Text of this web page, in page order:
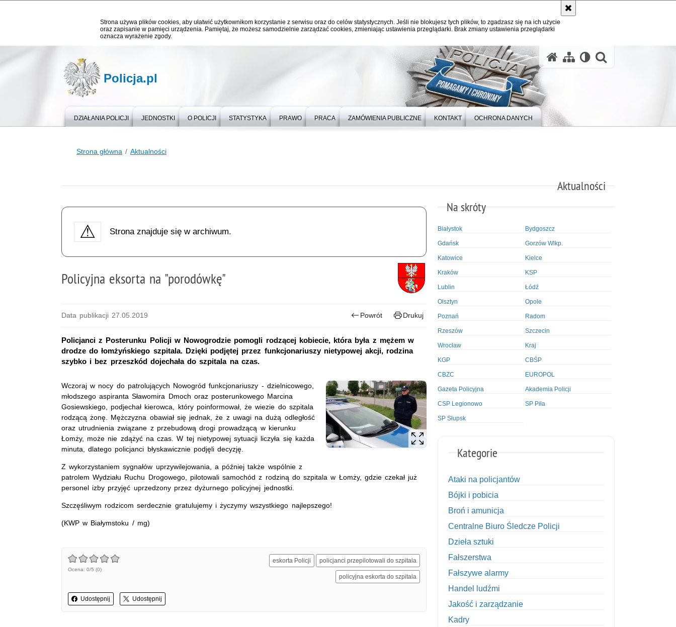
Strona używa plików cookies, aby ułatwić użytkownikom korzystanie z serwisu oraz do celów statystycznych. Jeśli nie blokujesz tych plików, to zgadzasz się na ich użycie
oraz zapisanie w pamięci urządzenia. Pamiętaj, że możesz samodzielnie zarządzać cookies, zmieniając ustawienia przeglądarki. Brak zmiany ustawienia przeglądarki
oznacza wyrażenie zgody.
Policja.pl
DZIAŁANIA POLICJI JEDNOSTKI O POLICJI STATYSTYKA PRAWO PRACA ZAMÓWIENIA PUBLICZNE KONTAKT OCHRONA DANYCH
Strona główna Aktualności
Aktualności
Strona znajduje się w archiwum.
Policyjna eksorta na "porodówkę"
Data publikacji 27.05.2019 Powrót Drukuj
Policjanci z Posterunku Policji w Nowogrodzie pomogli rodzącej kobiecie, która była z mężem w
drodze do łomżyńskiego szpitala. Dzięki podjętej przez funkcjonariuszy nietypowej akcji, rodzina
szybko i bez przeszkód dojechała do szpitala na czas.
Wczoraj w nocy do patrolujących Nowogród funkcjonariuszy - dzielnicowego,
młodszego aspiranta Sławomira Dmoch oraz posterunkowego Marcina
Gosiewskiego, podjechał kierowca, który poinformował, że wiezie do szpitala
rodzącą żonę. Mężczyzna obawiał się jednak, że z uwagi na dużą odległość
oraz utrudnienia związane z przebudową drogi prowadzącą w kierunku
Łomży, może nie zdążyć na czas. W tej nietypowej sytuacji liczyła się każda
minuta, dlatego policjanci błyskawicznie podjęli decyzję.
Z wykorzystaniem sygnałów uprzywilejowania, a później także wspólnie z
patrolem Wydziału Ruchu Drogowego, pilotowali samochód z rodziną do szpitala w Łomży, gdzie czekał już
personel izby przyjęć uprzedzony przez dyżurnego policyjnej jednostki.
Szczęśliwym rodzicom serdecznie gratulujemy i życzymy wszystkiego najlepszego!
(KWP w Białymstoku / mg)
Ocena: 0/5 (0)
Udostępnij Udostępnij
eskorta Policji policjanci przepilotowali do szpitala
policyjna eskorta do szpitala
Na skróty
Białystok Bydgoszcz
Gdańsk Gorzów Wlkp.
Katowice Kielce
Kraków KSP
Lublin Łódź
Olsztyn Opole
Poznań Radom
Rzeszów Szczecin
Wrocław Kraj
KGP CBŚP
CBZC EUROPOL
Gazeta Policyjna Akademia Policji
CSP Legionowo SP Piła
SP Słupsk
Kategorie
Ataki na policjantów
Bójki i pobicia
Broń i amunicja
Centralne Biuro Śledcze Policji
Dzieła sztuki
Fałszerstwa
Fałszywe alarmy
Handel ludźmi
Jakość i zarządzanie
Kadry